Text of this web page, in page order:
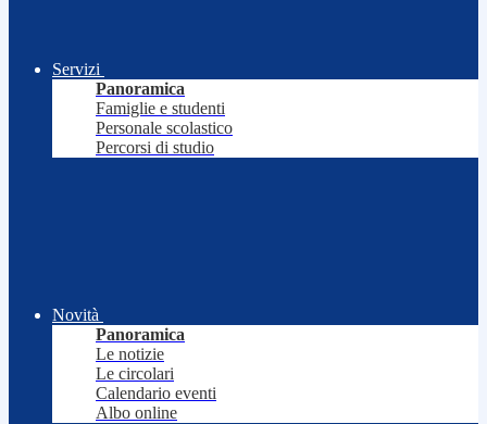
Servizi
Panoramica
Famiglie e studenti
Personale scolastico
Percorsi di studio
Novità
Panoramica
Le notizie
Le circolari
Calendario eventi
Albo online